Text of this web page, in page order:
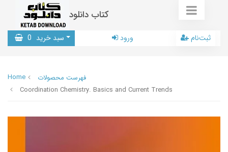
کتاب دانلود
سبد خرید 0 ورود ثبت‌نام
Home
فهرست محصولات
Coordination Chemistry. Basics and Current Trends